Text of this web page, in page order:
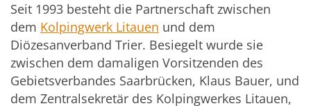
Seit 1993 besteht die Partnerschaft zwischen
dem Kolpingwerk Litauen und dem
Diözesanverband Trier. Besiegelt wurde sie
zwischen dem damaligen Vorsitzenden des
Gebietsverbandes Saarbrücken, Klaus Bauer, und
dem Zentralsekretär des Kolpingwerkes Litauen,